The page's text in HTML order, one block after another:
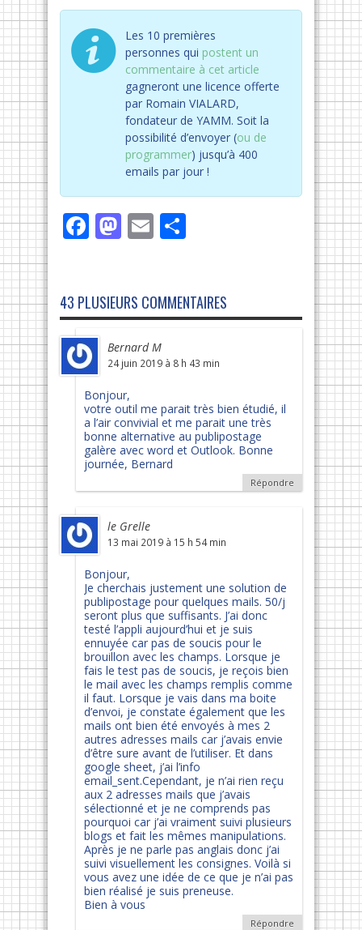
Les 10 premières
personnes qui postent un
commentaire à cet article
gagneront une licence offerte
par Romain VIALARD,
fondateur de YAMM. Soit la
possibilité d’envoyer (ou de
programmer) jusqu’à 400
emails par jour !
Facebook
Mastodon
Email
43 PLUSIEURS COMMENTAIRES
Bernard M
24 juin 2019 à 8 h 43 min
Bonjour,
votre outil me parait très bien étudié, il
a l’air convivial et me parait une très
bonne alternative au publipostage
galère avec word et Outlook. Bonne
journée, Bernard
Répondre
le Grelle
13 mai 2019 à 15 h 54 min
Bonjour,
Je cherchais justement une solution de
publipostage pour quelques mails. 50/j
seront plus que suffisants. J’ai donc
testé l’appli aujourd’hui et je suis
ennuyée car pas de soucis pour le
brouillon avec les champs. Lorsque je
fais le test pas de soucis, je reçois bien
le mail avec les champs remplis comme
il faut. Lorsque je vais dans ma boite
d’envoi, je constate également que les
mails ont bien été envoyés à mes 2
autres adresses mails car j’avais envie
d’être sure avant de l’utiliser. Et dans
google sheet, j’ai l’info
email_sent.Cependant, je n’ai rien reçu
aux 2 adresses mails que j’avais
sélectionné et je ne comprends pas
pourquoi car j’ai vraiment suivi plusieurs
blogs et fait les mêmes manipulations.
Après je ne parle pas anglais donc j’ai
suivi visuellement les consignes. Voilà si
vous avez une idée de ce que je n’ai pas
bien réalisé je suis preneuse.
Bien à vous
Répondre